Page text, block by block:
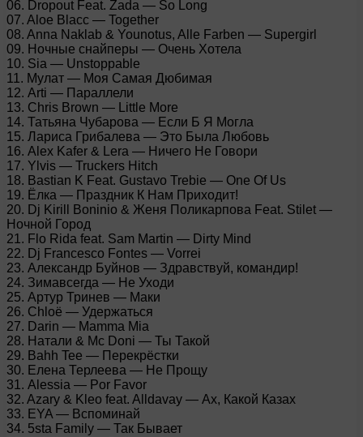
06. Dropout Feat. Zada — So Long
07. Aloe Blacc — Together
08. Anna Naklab & Younotus, Alle Farben — Supergirl
09. Ночные снайперы — Очень Хотела
10. Sia — Unstoppable
11. Мулат — Моя Самая Дюбимая
12. Arti — Параллели
13. Chris Brown — Little More
14. Татьяна Чубарова — Если Б Я Могла
15. Лариса Грибалева — Это Была Любовь
16. Alex Kafer & Lera — Ничего Не Говори
17. Ylvis — Truckers Hitch
18. Bastian K Feat. Gustavo Trebie — One Of Us
19. Ёлка — Праздник К Нам Приходит!
20. Dj Kirill Boninio & Женя Поликарпова Feat. Stilet —
Ночной Город
21. Flo Rida feat. Sam Martin — Dirty Mind
22. Dj Francesco Fontes — Vorrei
23. Александр Буйнов — Здравствуй, командир!
24. Зимавсегда — Не Уходи
25. Артур Тринев — Маки
26. Chloё — Удержаться
27. Darin — Mamma Mia
28. Натали & Mc Doni — Ты Такой
29. Bahh Tee — Перекрёстки
30. Елена Терлеева — Не Прощу
31. Alessia — Por Favor
32. Azary & Kleo feat. Alldavay — Ах, Какой Казах
33. EYA — Вспоминай
34. 5sta Family — Так Бывает